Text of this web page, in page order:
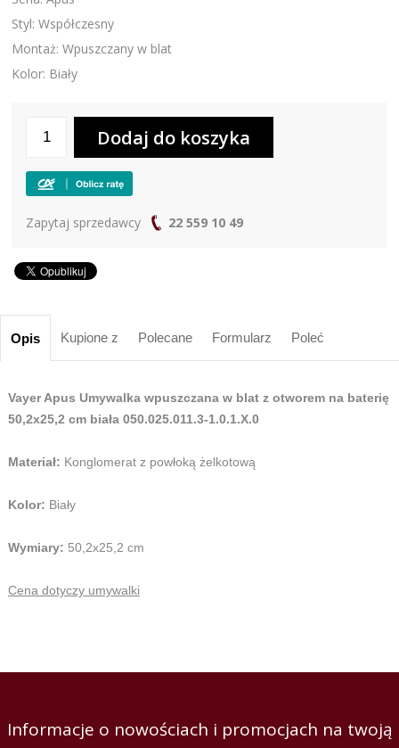
Styl: Współczesny
Montaż: Wpuszczany w blat
Kolor: Biały
Zapytaj sprzedawcy 22 559 10 49
Opis Kupione z Polecane Formularz Poleć
Vayer Apus Umywalka wpuszczana w blat z otworem na baterię
50,2x25,2 cm biała 050.025.011.3-1.0.1.X.0
Materiał: Konglomerat z powłoką żelkotową
Kolor: Biały
Wymiary: 50,2x25,2 cm
Cena dotyczy umywalki
Informacje o nowościach i promocjach na twoją